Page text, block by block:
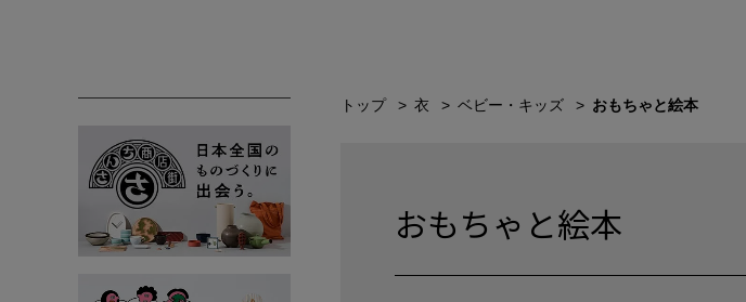
トップ 衣 ベビー・キッズ おもちゃと絵本
おもちゃと絵本